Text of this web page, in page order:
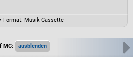
• Format: Musik-Cassette
MC: